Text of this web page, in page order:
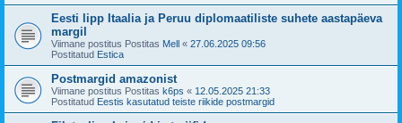
Eesti lipp Itaalia ja Peruu diplomaatiliste suhete aastapäeva
margil
Viimane postitus Postitas Mell « 27.06.2025 09:56
Postitatud Estica
Postmargid amazonist
Viimane postitus Postitas k6ps « 12.05.2025 21:33
Postitatud Eestis kasutatud teiste riikide postmargid